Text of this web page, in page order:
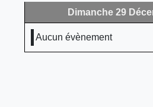
Dimanche 29
Aucun évènement